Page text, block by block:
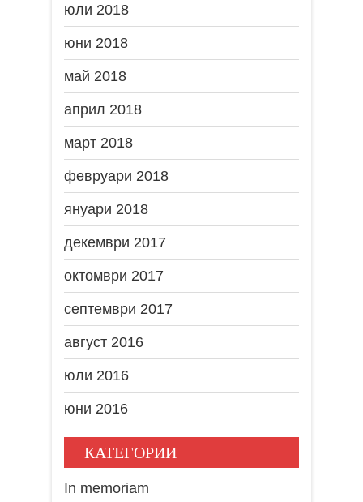
юли 2018
юни 2018
май 2018
април 2018
март 2018
февруари 2018
януари 2018
декември 2017
октомври 2017
септември 2017
август 2016
юли 2016
юни 2016
КАТЕГОРИИ
In memoriam